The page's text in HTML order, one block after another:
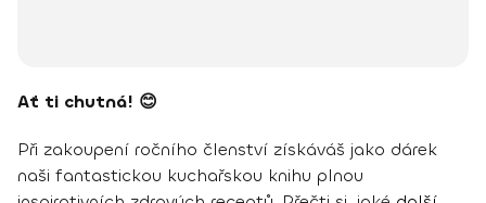
Ať ti chutná! 😊
Při zakoupení ročního členství získáváš jako dárek
naši fantastickou kuchařskou knihu plnou